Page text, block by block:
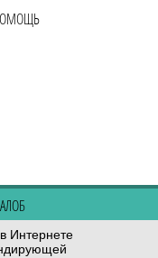
Интернете